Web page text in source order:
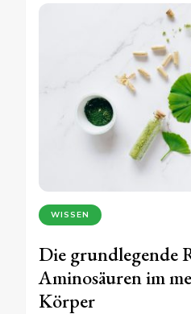
WISSEN
Die grundlegende
Aminosäuren im
Körper